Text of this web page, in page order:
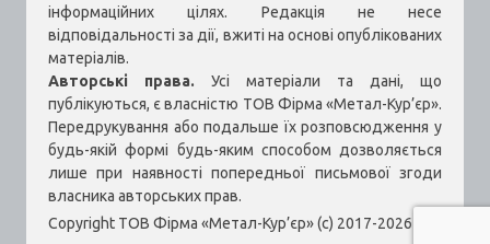
інформаційних цілях. Редакція не несе
відповідальності за дії, вжиті на основі опублікованих
матеріалів.
Авторські права. Усі матеріали та дані, що
публікуються, є власністю ТОВ Фірма «Метал-Кур’єр».
Передрукування або подальше їх розповсюдження у
будь-якій формі будь-яким способом дозволяється
лише при наявності попередньої письмової згоди
власника авторських прав.
Copyright ТОВ Фірма «Метал-Кур’єр» (c) 2017-2026